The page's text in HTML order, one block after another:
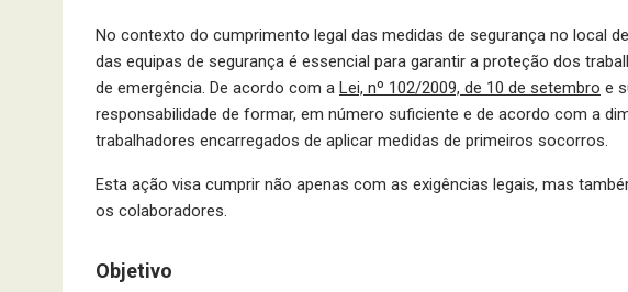
No contexto do cumprimento legal das medidas de segurança no local
das equipas de segurança é essencial para garantir a proteção dos
de emergência. De acordo com a Lei, nº 102/2009, de 10 de setembro e
responsabilidade de formar, em número suficiente e de acordo com a
trabalhadores encarregados de aplicar medidas de primeiros socorros.
Esta ação visa cumprir não apenas com as exigências legais, mas
os colaboradores.
Objetivo